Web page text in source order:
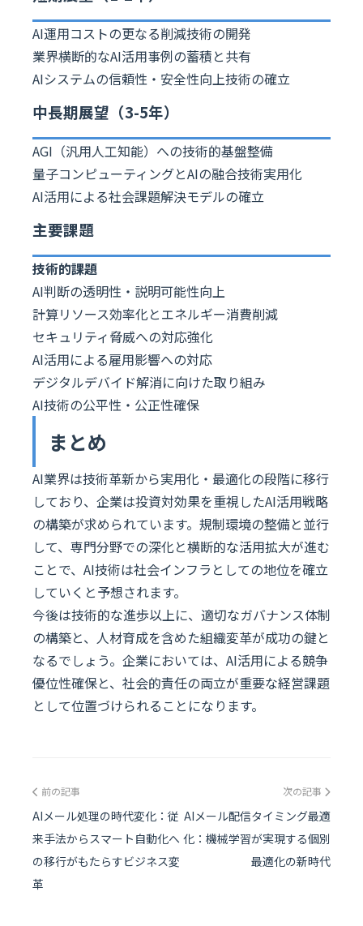
AI運用コストの更なる削減技術の開発
業界横断的なAI活用事例の蓄積と共有
AIシステムの信頼性・安全性向上技術の確立
中長期展望（3-5年）
AGI（汎用人工知能）への技術的基盤整備
量子コンピューティングとAIの融合技術実用化
AI活用による社会課題解決モデルの確立
主要課題
技術的課題
AI判断の透明性・説明可能性向上
計算リソース効率化とエネルギー消費削減
セキュリティ脅威への対応強化
AI活用による雇用影響への対応
デジタルデバイド解消に向けた取り組み
AI技術の公平性・公正性確保
まとめ
AI業界は技術革新から実用化・最適化の段階に移行
しており、企業は投資対効果を重視したAI活用戦略
の構築が求められています。規制環境の整備と並行
して、専門分野での深化と横断的な活用拡大が進む
ことで、AI技術は社会インフラとしての地位を確立
していくと予想されます。
今後は技術的な進歩以上に、適切なガバナンス体制
の構築と、人材育成を含めた組織変革が成功の鍵と
なるでしょう。企業においては、AI活用による競争
優位性確保と、社会的責任の両立が重要な経営課題
として位置づけられることになります。
前の記事
AIメール処理の時代変化：従
来手法からスマート自動化へ
の移行がもたらすビジネス変
革
次の記事
AIメール配信タイミング最適
化：機械学習が実現する個別
最適化の新時代